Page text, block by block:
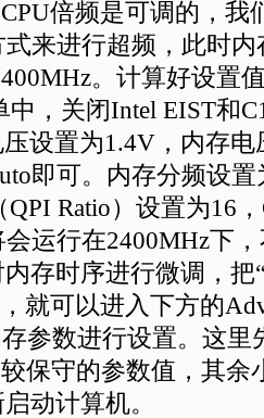
倍频是可调的，我
式来进行超频，此时
。计算好设置
中，关闭Intel EIST和
设置为1.4V，内存
即可。内存分频设置
Ratio）设置为16
运行在2400MHz下
存时序进行微调，把
，就可以进入下方的
参数进行设置。这里
保守的参数值，其余
动计算机。